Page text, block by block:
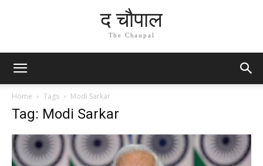
द चौपाल
The Chaupal
Home Tags Modi Sarkar
Tag: Modi Sarkar